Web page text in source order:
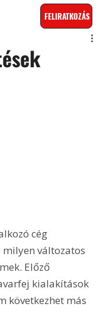
FELIRATKOZÁS
cég
változatos
Előző
kialakítások
következhet más